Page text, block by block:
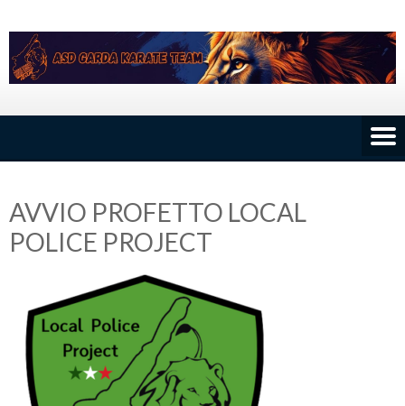
to
content
AVVIO PROFETTO LOCAL
POLICE PROJECT